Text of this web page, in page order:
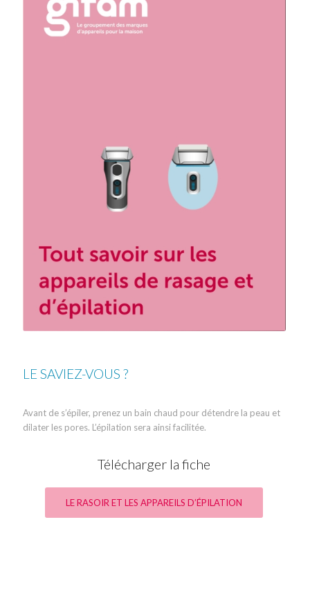
LE SAVIEZ-VOUS ?
Avant de s’épiler, prenez un bain chaud pour détendre la peau et
dilater les pores. L’épilation sera ainsi facilitée.
Télécharger la fiche
LE RASOIR ET LES APPAREILS D’ÉPILATION